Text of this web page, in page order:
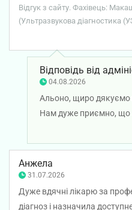
абсолютною довірою та
діагностику всією сім’єю
лікарки Макашова Лариса
просто неймовірна: завжди
до найдрібніших деталей.
почуваєшся здоровішим!
турботу. Клініці дуже
Відгук з сайту. Фахівець:
(Ультразвукова діагностика
Відповідь від
04.08.2026
Альоно, щиро дякуємо
Нам дуже приємно, що
діагностики Лариса
допомагає вам і вашій
відчуття довіри,
найкращою подякою
мотивацією для всієї
міцного здоров'я!
Анжела
31.07.2026
Дуже вдячні лікарю за
діагноз і назначила